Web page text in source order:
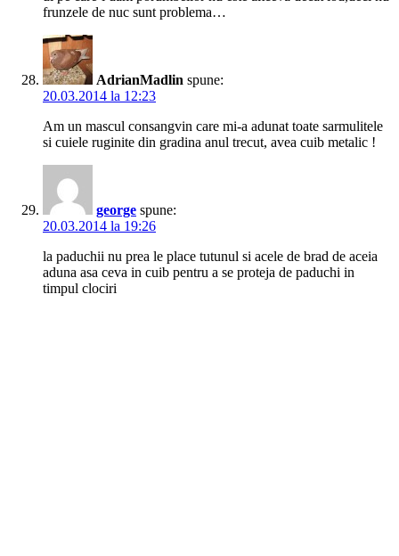
frunzele de nuc sunt problema…
AdrianMadlin spune:
20.03.2014 la 12:23
Am un mascul consangvin care mi-a adunat toate sarmulitele
si cuiele ruginite din gradina anul trecut, avea cuib metalic !
george spune:
20.03.2014 la 19:26
la paduchii nu prea le place tutunul si acele de brad de aceia
aduna asa ceva in cuib pentru a se proteja de paduchi in
timpul clociri